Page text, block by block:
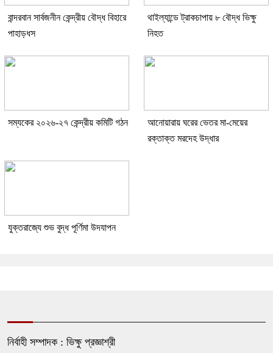
বান্দরবান সার্বজনীন কেন্দ্রীয় বৌদ্ধ বিহারে
পাহাড়ধস
থাইল্যান্ডে ট্রাকচাপায় ৮ বৌদ্ধ ভিক্ষু
নিহত
সম্যকের ২০২৬-২৭ কেন্দ্রীয় কমিটি গঠন
আনোয়ারায় ঘরের ভেতর মা-মেয়ের
রক্তাক্ত মরদেহ উদ্ধার
যুক্তরাজ্যে শুভ বুদ্ধ পূর্ণিমা উদযাপন
নির্বাহী সম্পাদক : ভিক্ষু প্রজ্ঞাশ্রী